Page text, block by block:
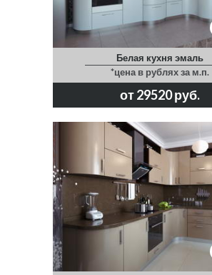
Белая кухня эмаль
*цена в рублях за м.п.
от 29520 руб.